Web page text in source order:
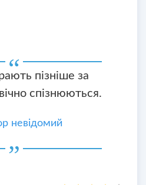
пізніше за
спізнюються.
невідомий